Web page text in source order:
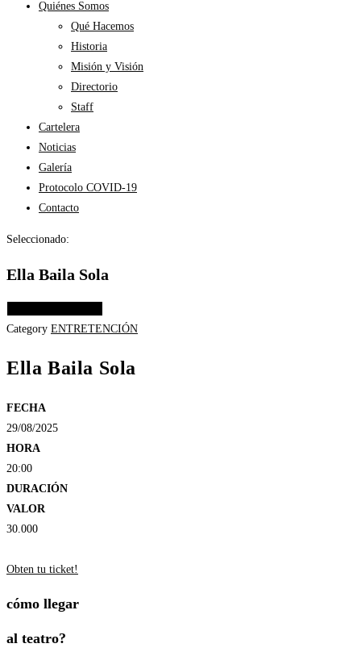
Quiénes Somos
Qué Hacemos
Historia
Misión y Visión
Directorio
Staff
Cartelera
Noticias
Galería
Protocolo COVID-19
Contacto
Seleccionado:
Ella Baila Sola
Category ENTRETENCIÓN
Ella Baila Sola
FECHA
29/08/2025
HORA
20:00
DURACIÓN
VALOR
30.000
Obten tu ticket!
cómo llegar
al teatro?